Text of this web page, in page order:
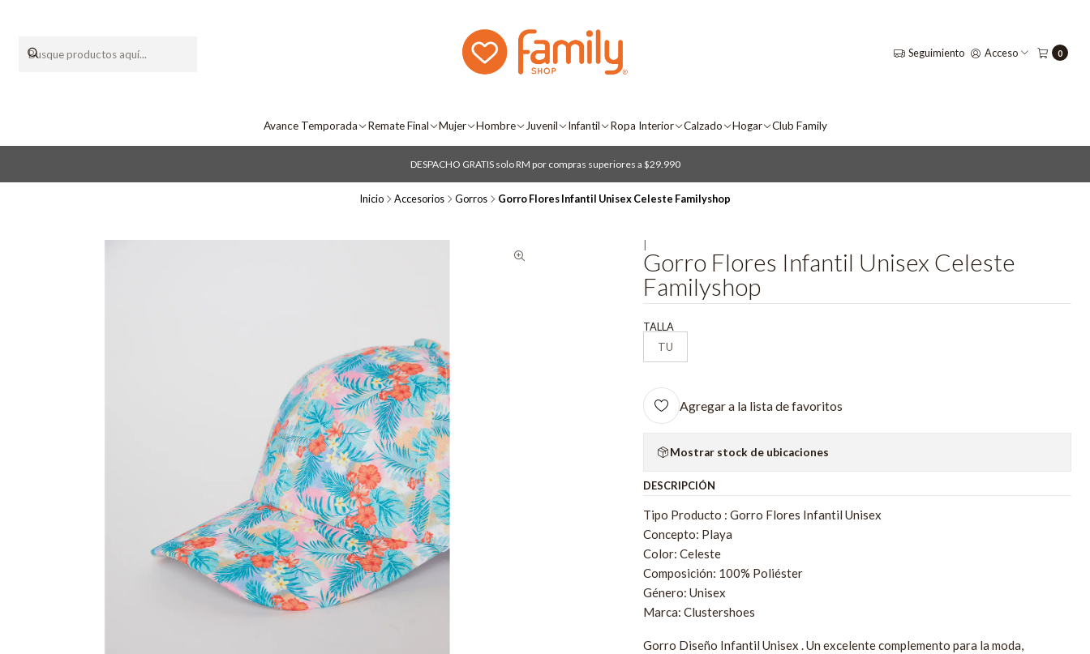
Seguimiento Acceso 0
Avance Temporada Remate Final Mujer Hombre Juvenil Infantil Ropa Interior Calzado Hogar Club Family
DESPACHO GRATIS solo RM por compras superiores a $29.990
Inicio Accesorios Gorros Gorro Flores Infantil Unisex Celeste Familyshop
Gorro Flores Infantil Unisex Celeste
Familyshop
TALLA
TU
Agregar a la lista de favoritos
Mostrar stock de ubicaciones
DESCRIPCIÓN
Tipo Producto : Gorro Flores Infantil Unisex
Concepto: Playa
Color: Celeste
Composición: 100% Poliéster
Género: Unisex
Marca: Clustershoes
Gorro Diseño Infantil Unisex . Un excelente complemento para la moda,